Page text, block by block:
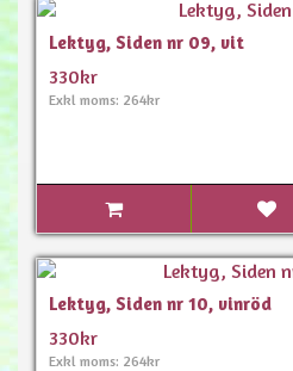
Lektyg, Siden nr 09, vit
330kr
Exkl moms: 264kr
Lektyg, Siden nr 10, vinröd
330kr
Exkl moms: 264kr